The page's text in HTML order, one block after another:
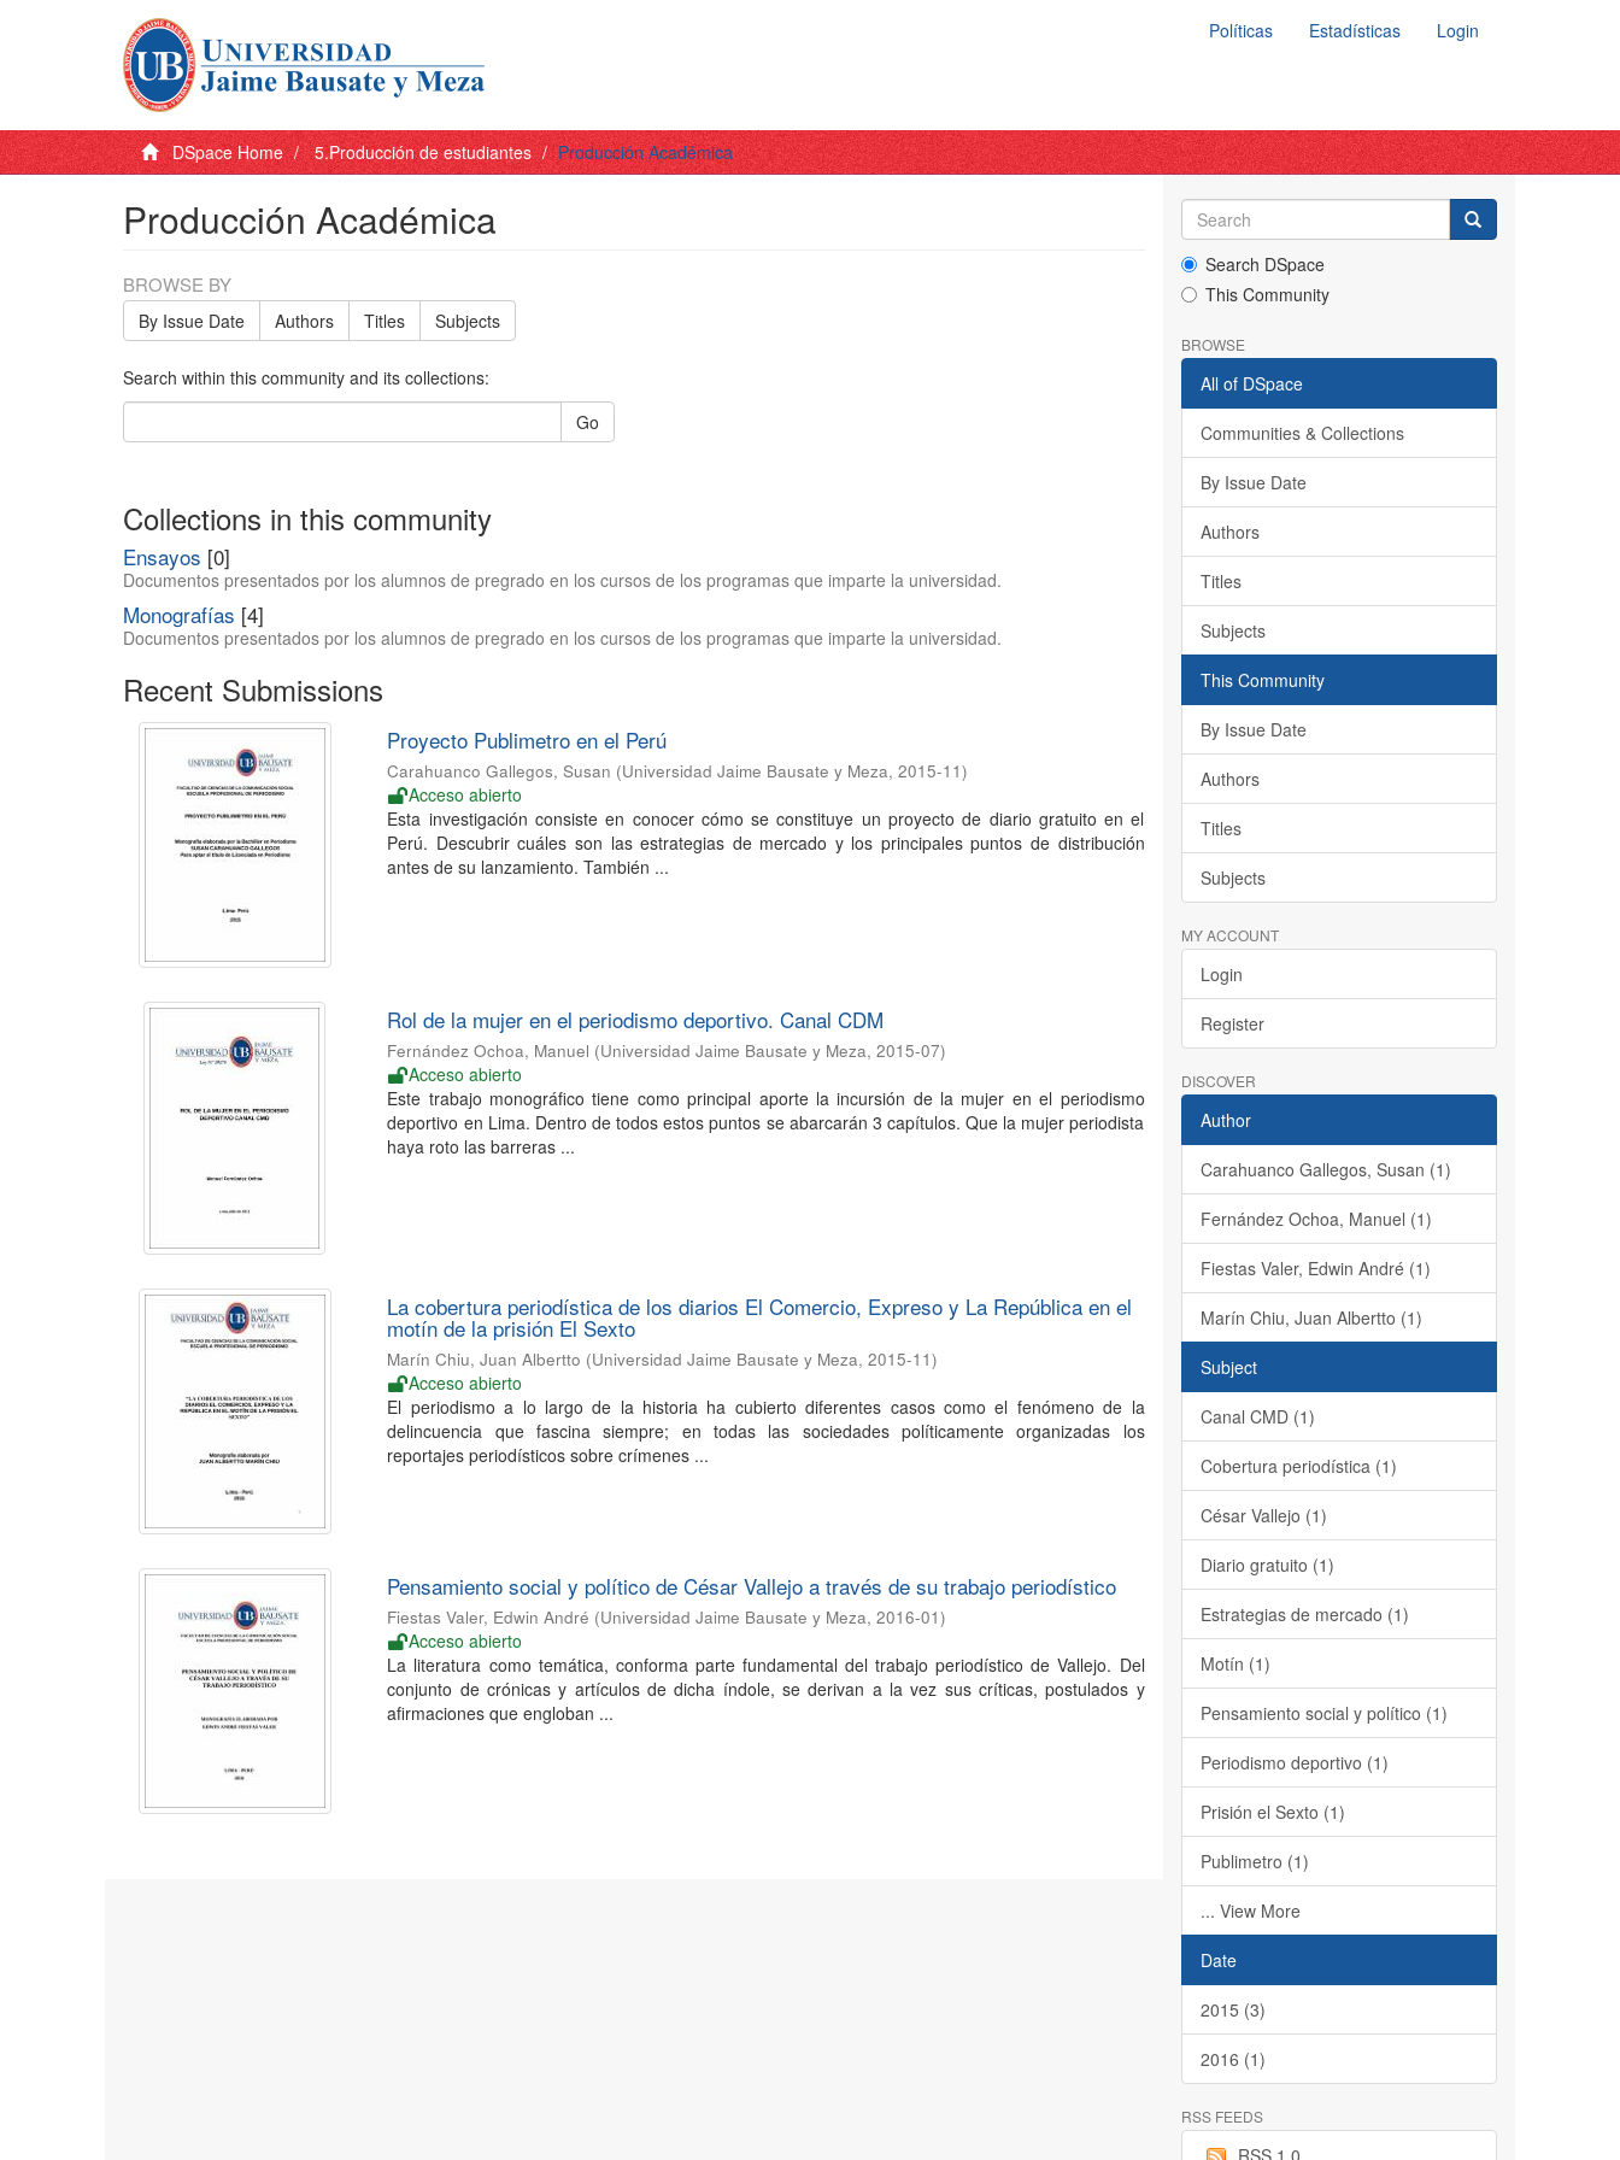
Políticas Estadísticas Login
DSpace Home 5.Producción de estudiantes Producción Académica
Producción Académica
BROWSE BY
By Issue Date Authors Titles Subjects
Search within this community and its collections:
Go
Collections in this community
Ensayos [0]
Documentos presentados por los alumnos de pregrado en los cursos de los programas que imparte la universidad.
Monografías [4]
Documentos presentados por los alumnos de pregrado en los cursos de los programas que imparte la universidad.
Recent Submissions
Proyecto Publimetro en el Perú
Carahuanco Gallegos, Susan (Universidad Jaime Bausate y Meza,2015-11)
Acceso abierto
Esta investigación consiste en conocer cómo se constituye un proyecto de diario gratuito en el
Perú. Descubrir cuáles son las estrategias de mercado y los principales puntos de distribución
antes de su lanzamiento. También ...
Rol de la mujer en el periodismo deportivo. Canal CDM
Fernández Ochoa, Manuel (Universidad Jaime Bausate y Meza,2015-07)
Acceso abierto
Este trabajo monográfico tiene como principal aporte la incursión de la mujer en el periodismo
deportivo en Lima. Dentro de todos estos puntos se abarcarán 3 capítulos. Que la mujer periodista
haya roto las barreras ...
La cobertura periodística de los diarios El Comercio, Expreso y La República en el
motín de la prisión El Sexto
Marín Chiu, Juan Albertto (Universidad Jaime Bausate y Meza,2015-11)
Acceso abierto
El periodismo a lo largo de la historia ha cubierto diferentes casos como el fenómeno de la
delincuencia que fascina siempre; en todas las sociedades políticamente organizadas los
reportajes periodísticos sobre crímenes ...
Pensamiento social y político de César Vallejo a través de su trabajo periodístico
Fiestas Valer, Edwin André (Universidad Jaime Bausate y Meza,2016-01)
Acceso abierto
La literatura como temática, conforma parte fundamental del trabajo periodístico de Vallejo. Del
conjunto de crónicas y artículos de dicha índole, se derivan a la vez sus críticas, postulados y
afirmaciones que engloban ...
Search DSpace
This Community
BROWSE
All of DSpace
Communities & Collections
By Issue Date
Authors
Titles
Subjects
This Community
By Issue Date
Authors
Titles
Subjects
MY ACCOUNT
Login
Register
DISCOVER
Author
Carahuanco Gallegos, Susan (1)
Fernández Ochoa, Manuel (1)
Fiestas Valer, Edwin André (1)
Marín Chiu, Juan Albertto (1)
Subject
Canal CMD (1)
Cobertura periodística (1)
César Vallejo (1)
Diario gratuito (1)
Estrategias de mercado (1)
Motín (1)
Pensamiento social y político (1)
Periodismo deportivo (1)
Prisión el Sexto (1)
Publimetro (1)
... View More
Date
2015 (3)
2016 (1)
RSS FEEDS
RSS 1.0